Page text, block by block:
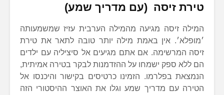
טירת זיסה (עם מדריך שמע)
המילה זיסה מגיעה מהמילה הערבית עזיז שמשמעותה
׳מופלא׳. אין באמת מילה יותר טובה לתאר את טירת
זיסה המרשימה. אם אתם מגיעים אל סיציליה עם ילדים
הם ללא ספק ישמחו על ההזדמנות לבקר בטירה אמיתית,
הנמצאת בפלרמו. הזמינו כרטיסים בקישור והיכנסו אל
הטירה עם מדריך שמע וגלו את האוצר ההיסטורי הזה